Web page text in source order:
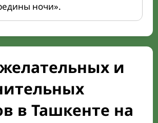
ночи».
и
в Ташкенте на